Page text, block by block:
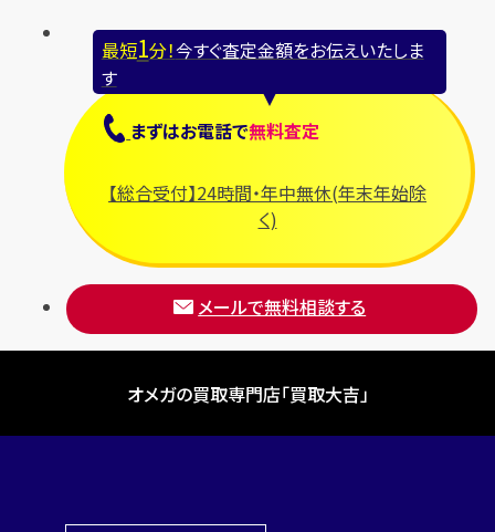
最短1分！今すぐ査定金額をお伝えいたしま
す
まずはお電話で無料査定
【総合受付】24時間・年中無休(年末年始除
く)
メールで無料相談する
オメガの買取専門店「買取大吉」